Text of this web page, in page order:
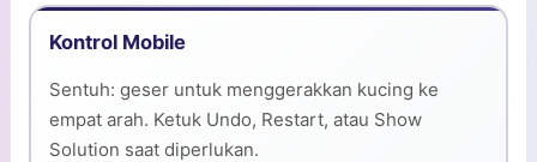
Kontrol Mobile
Sentuh: geser untuk menggerakkan kucing ke
empat arah. Ketuk Undo, Restart, atau Show
Solution saat diperlukan.